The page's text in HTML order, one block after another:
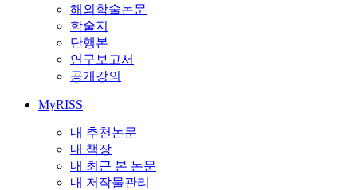
해외학술논문
학술지
단행본
연구보고서
공개강의
MyRISS
내 추천논문
내 책장
내 최근 본 논문
내 저작물관리